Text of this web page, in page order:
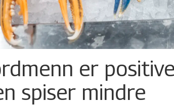
er
spiser mindre